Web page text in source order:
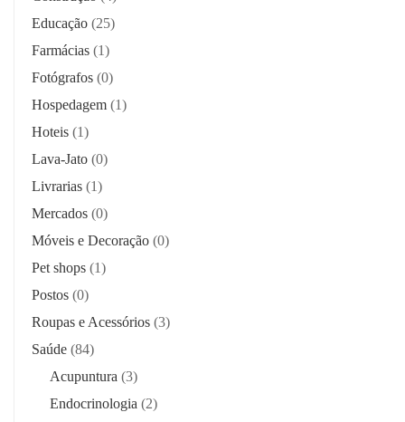
Educação (25)
Farmácias (1)
Fotógrafos (0)
Hospedagem (1)
Hoteis (1)
Lava-Jato (0)
Livrarias (1)
Mercados (0)
Móveis e Decoração (0)
Pet shops (1)
Postos (0)
Roupas e Acessórios (3)
Saúde (84)
Acupuntura (3)
Endocrinologia (2)